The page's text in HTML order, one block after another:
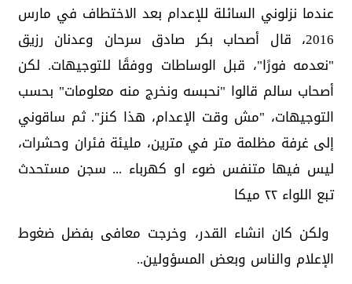
عندما نزلوني السائلة للإعدام بعد الاختطاف في مارس
2016، قال أصحاب بكر صادق سرحان وعدنان رزيق
"نعدمه فورًا"، قبل الوساطات ووفقًا للتوجيهات. لكن
أصحاب سالم قالوا "نحبسه ونخرج منه معلومات" بحسب
التوجيهات، "مش وقت الإعدام، هذا كنز". ثم ساقوني
إلى غرفة مظلمة متر في مترين، مليئة فئران وحشرات،
ليس فيها متنفس ضوء او كهرباء ... سجن مستحدث
تبع اللواء ٢٢ ميكا
ولكن كان انشاء القدر، وخرجت معافى بفضل ضغوط
الإعلام والناس وبعض المسؤولين..